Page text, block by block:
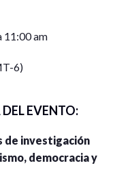
11:00 am
6)
EVENTO:
de investigación
democracia y